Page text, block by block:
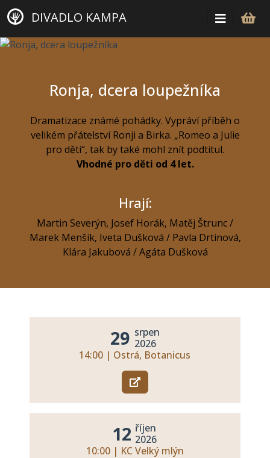
DIVADLO KAMPA
Ronja, dcera loupežníka
Dramatizace známé pohádky. Vypráví příběh o
velikém přátelství Ronji a Birka. „Romeo a Julie
pro děti“, tak by také mohl znít podtitul.
Vhodné pro děti od 4 let.
Hrají:
Martin Severýn, Josef Horák, Matěj Štrunc /
Marek Menšík, Iveta Dušková / Pavla Drtinová,
Klára Jakubová / Agáta Dušková
29 srpen
2026
14:00 | Ostrá, Botanicus
12 říjen
2026
10:00 | KC Velký mlýn